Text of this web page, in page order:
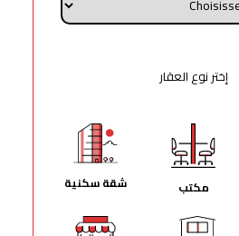
إختر نوع العقار
شقة سكنية مكتب